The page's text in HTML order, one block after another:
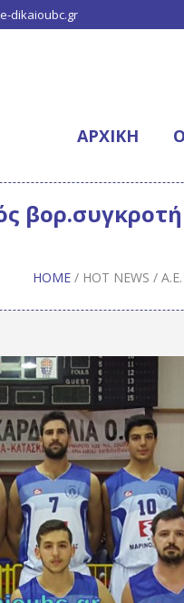
dikaioubc.gr
ΑΡΧΙΚΉ
HOME / HOT NEWS /